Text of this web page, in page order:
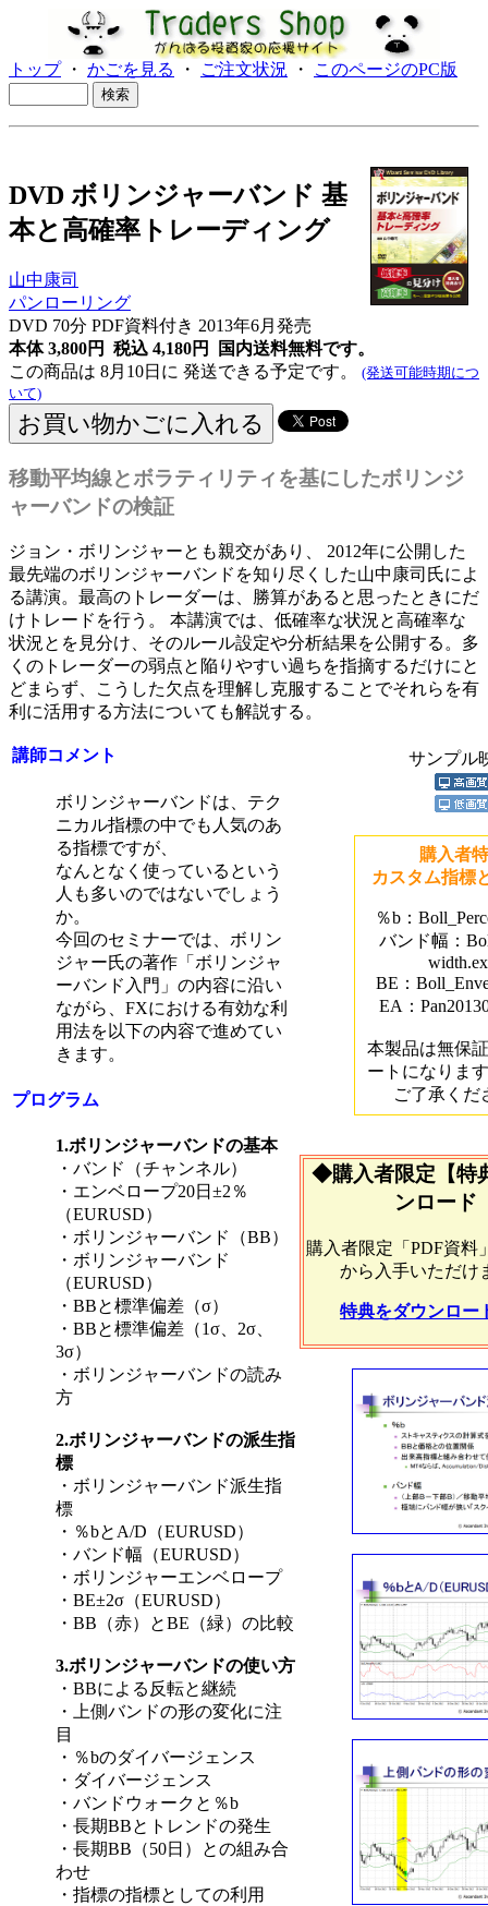
トップ・ かごを見る ・ ご注文状況 ・ このページのPC版
DVD ボリンジャーバンド 基
本と高確率トレーディング
山中康司
パンローリング
DVD 70分 PDF資料付き 2013年6月発売
本体 3,800円 税込 4,180円
国内送料無料です。
この商品は 8月10日に 発送できる予定です。 (発送可能時期につ
いて)
移動平均線とボラティリティを基にしたボリンジ
ャーバンドの検証
ジョン・ボリンジャーとも親交があり、 2012年に公開した
最先端のボリンジャーバンドを知り尽くした山中康司氏によ
る講演。最高のトレーダーは、勝算があると思ったときにだ
けトレードを行う。 本講演では、低確率な状況と高確率な
状況とを見分け、そのルール設定や分析結果を公開する。多
くのトレーダーの弱点と陥りやすい過ちを指摘するだけにと
どまらず、こうした欠点を理解し克服することでそれらを有
利に活用する方法についても解説する。
講師コメント
ボリンジャーバンドは、テク
ニカル指標の中でも人気のあ
る指標ですが、
なんとなく使っているという
人も多いのではないでしょう
か。
今回のセミナーでは、ボリン
ジャー氏の著作「ボリンジャ
ーバンド入門」の内容に沿い
ながら、FXにおける有効な利
用法を以下の内容で進めてい
きます。
プログラム
1.ボリンジャーバンドの基本
・バンド（チャンネル）
・エンベロープ20日±2％
（EURUSD）
・ボリンジャーバンド（BB）
・ボリンジャーバンド
（EURUSD）
・BBと標準偏差（σ）
・BBと標準偏差（1σ、2σ、
3σ）
・ボリンジャーバンドの読み
方
2.ボリンジャーバンドの派生指
標
・ボリンジャーバンド派生指
標
・％bとA/D（EURUSD）
・バンド幅（EURUSD）
・ボリンジャーエンベロープ
・BE±2σ（EURUSD）
・BB（赤）とBE（緑）の比較
3.ボリンジャーバンドの使い方
・BBによる反転と継続
・上側バンドの形の変化に注
目
・％bのダイバージェンス
・ダイバージェンス
・バンドウォークと％b
・長期BBとトレンドの発生
・長期BB（50日）との組み合
わせ
・指標の指標としての利用
サンプル
購入者
カスタム指標
％b：
バンド幅：
BE：
EA：
本製品は無保
ートになりま
ご了承くだ
◆購入者限定【特
ンロード
購入者限定「PDF資料
から入手いただけ
特典をダウンロー